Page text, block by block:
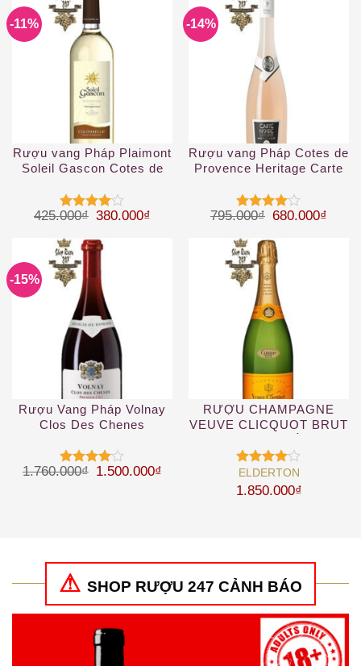
-11%
Rượu vang Pháp Plaimont
Soleil Gascon Cotes de
Được
45 sao
425.000₫ Giá gốc là: 425.000₫.
380.000₫ Giá hiện tại là: 380.000₫.
-14%
Rượu vang Pháp Cotes de
Provence Heritage Carte
Được
45 sao
795.000₫ Giá gốc là:
680.000₫
-15%
Rượu Vang Pháp Volnay
Clos Des Chenes
Được
1.760.000₫ Giá gốc là: 1.760.000₫.
1.500.000₫ Giá hiện tại là: 1.500.000₫.
RƯỢU CHAMPAGNE
VEUVE CLICQUOT BRUT
Được
xếp hạng
ELDERTON
1.850.000₫
SHOP RƯỢU 247 CẢNH BÁO